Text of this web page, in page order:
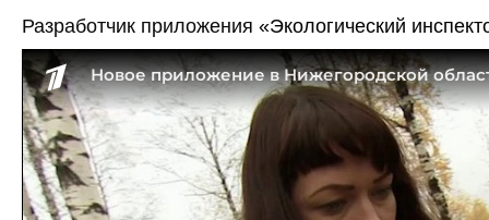
Разработчик приложения «Экологический